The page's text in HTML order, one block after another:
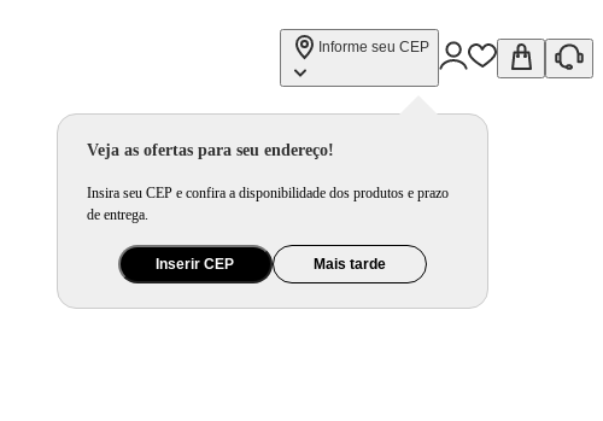
Informe seu CEP
Veja as ofertas para seu endereço!
Insira seu CEP e confira a disponibilidade dos produtos e prazo
de entrega.
Inserir CEP Mais tarde